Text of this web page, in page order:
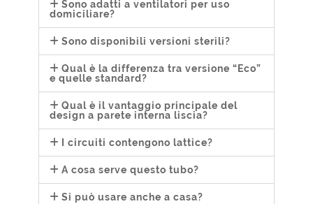
Sono adatti a ventilatori per uso
domiciliare?
Sono disponibili versioni sterili?
Qual è la differenza tra versione “Eco”
e quelle standard?
Qual è il vantaggio principale del
design a parete interna liscia?
I circuiti contengono lattice?
A cosa serve questo tubo?
Si può usare anche a casa?